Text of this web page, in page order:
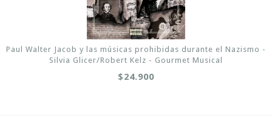
Paul Walter Jacob y las músicas prohibidas durante el Nazismo -
Silvia Glicer/Robert Kelz - Gourmet Musical
$24.900